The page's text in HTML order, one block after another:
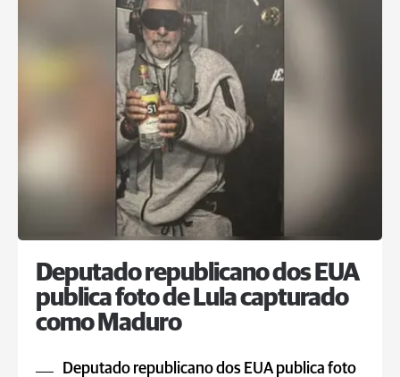
Deputado republicano dos EUA
publica foto de Lula capturado
como Maduro
Deputado republicano dos EUA publica foto